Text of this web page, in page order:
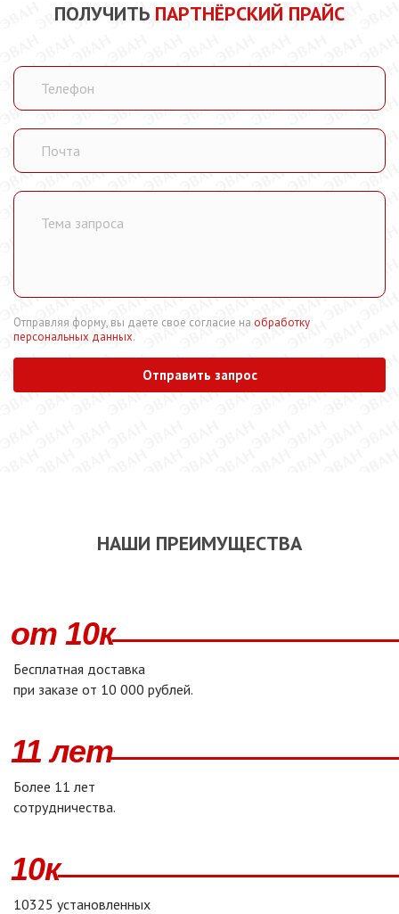
ПОЛУЧИТЬ ПАРТНЁРСКИЙ ПРАЙС
Отправляя форму, вы даете свое согласие на обработку
персональных данных.
Отправить запрос
НАШИ ПРЕИМУЩЕСТВА
от 10к
Бесплатная доставка
при заказе от 10 000 рублей.
11 лет
Более 11 лет
сотрудничества.
10к
10325 установленных